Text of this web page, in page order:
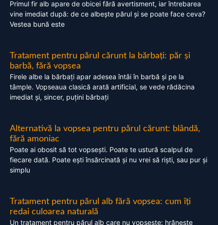
Primul fir alb apare de obicei fără avertisment, iar întrebarea
vine imediat după: de ce albește părul și se poate face ceva?
Vestea bună este
Tratament pentru părul cărunt la bărbați: păr și
barbă, fără vopsea
Firele albe la bărbați apar adesea întâi în barbă și pe la
tâmple. Vopseaua clasică arată artificial, se vede rădăcina
imediat și, sincer, puțini bărbați
Alternativă la vopsea pentru părul cărunt: blândă,
fără amoniac
Poate ai obosit să tot vopsești. Poate te ustură scalpul de
fiecare dată. Poate ești însărcinată și nu vrei să riști, sau pur și
simplu
Tratament pentru părul alb fără vopsea: cum îți
redai culoarea naturală
Un tratament pentru părul alb care nu vopsește: hrănește